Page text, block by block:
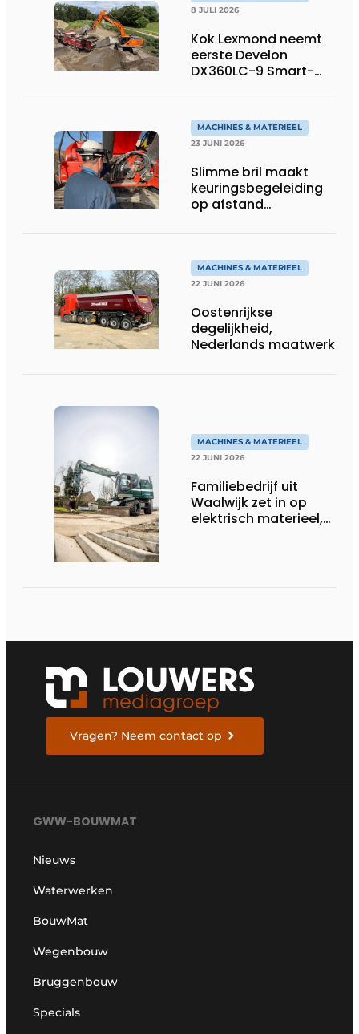
8 JULI 2026
Kok Lexmond neemt
eerste Develon
DX360LC-9 Smart-
MACHINES & MATERIEEL
23 JUNI 2026
Slimme bril maakt
keuringsbegeleiding
op afstand
MACHINES & MATERIEEL
22 JUNI 2026
Oostenrijkse
degelijkheid,
Nederlands maatwerk
MACHINES & MATERIEEL
22 JUNI 2026
Familiebedrijf uit
Waalwijk zet in op
elektrisch materieel,
Vragen? Neem contact op
GWW-BOUWMAT
Nieuws
Waterwerken
BouwMat
Wegenbouw
Bruggenbouw
Specials